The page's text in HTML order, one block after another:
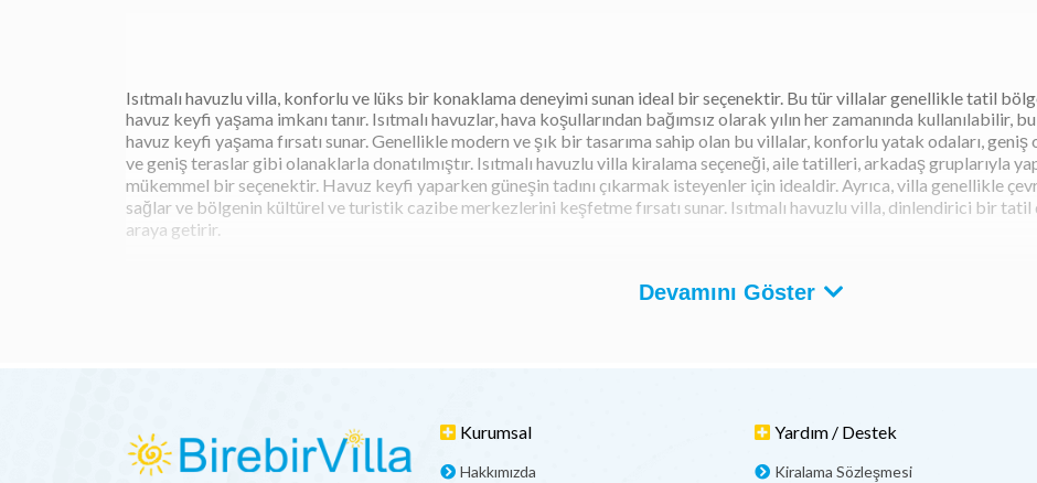
Isıtmalı havuzlu villa, konforlu ve lüks bir konaklama deneyimi sunan ideal bir seçenektir. Bu tür villalar genellikle tatil
havuz keyfi yaşama imkanı tanır. Isıtmalı havuzlar, hava koşullarından bağımsız olarak yılın her zamanında kullanılabilir,
havuz keyfi yaşama fırsatı sunar. Genellikle modern ve şık bir tasarıma sahip olan bu villalar, konforlu yatak odaları, geniş
ve geniş teraslar gibi olanaklarla donatılmıştır. Isıtmalı havuzlu villa kiralama seçeneği, aile tatilleri, arkadaş gruplarıyla
mükemmel bir seçenektir. Havuz keyfi yaparken güneşin tadını çıkarmak isteyenler için idealdir. Ayrıca, villa genellikle
sağlar ve bölgenin kültürel ve turistik cazibe merkezlerini keşfetme fırsatı sunar. Isıtmalı havuzlu villa, dinlendirici bir
araya getirir.
engeller, böylece misafirlerin sağlığını korur.
Daha konforlu bir tatil: Isıtma özelliğine sahip villalar, daha konforlu bir tatil deneyimi sunar. Havuz suyu istediğiniz
keyifli vakit geçirebilirsiniz. Bu, misafirlerin rahatlamasına ve tatilin tadını çıkarmasına yardımcı olur.
Devamını Göster
Kurumsal
Hakkımızda
Yardım / Destek
Kiralama Sözleşmesi